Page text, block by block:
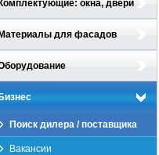
Комплектующие: окна, двери
Материалы для фасадов
Бизнес
Поиск дилера / поставщика
Вакансии